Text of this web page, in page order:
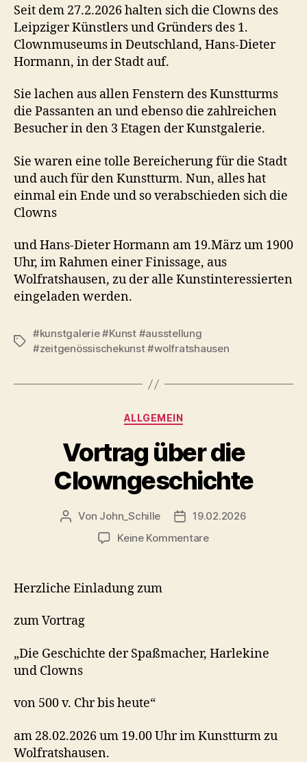
Seit dem 27.2.2026 halten sich die Clowns des
Leipziger Künstlers und Gründers des 1.
Clownmuseums in Deutschland, Hans-Dieter
Hormann, in der Stadt auf.
Sie lachen aus allen Fenstern des Kunstturms
die Passanten an und ebenso die zahlreichen
Besucher in den 3 Etagen der Kunstgalerie.
Sie waren eine tolle Bereicherung für die Stadt
und auch für den Kunstturm. Nun, alles hat
einmal ein Ende und so verabschieden sich die
Clowns
und Hans-Dieter Hormann am 19.März um 1900
Uhr, im Rahmen einer Finissage, aus
Wolfratshausen, zu der alle Kunstinteressierten
eingeladen werden.
Schlagwörter
#kunstgalerie #Kunst #ausstellung
#zeitgenössischekunst #wolfratshausen
Kategorien
ALLGEMEIN
Vortrag über die
Clowngeschichte
Beitragsautor
Von John_Schille Veröffentlichungsdatum
19.02.2026
Keine Kommentarezu
Herzliche Einladung zum
zum Vortrag
„Die Geschichte der Spaßmacher, Harlekine
und Clowns
von 500 v. Chr bis heute“
am 28.02.2026 um 19.00 Uhr im Kunstturm zu
Wolfratshausen.